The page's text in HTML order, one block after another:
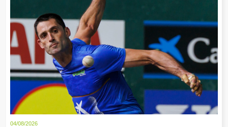
04/08/2026